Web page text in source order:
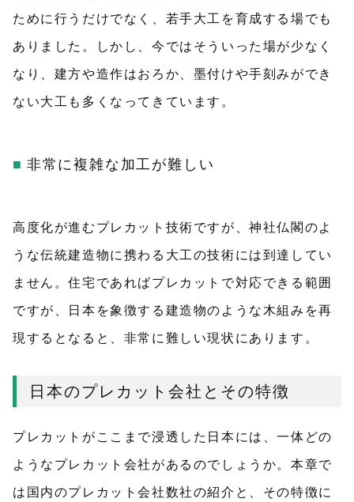
ために行うだけでなく、若手大工を育成する場でも
ありました。しかし、今ではそういった場が少なく
なり、建方や造作はおろか、墨付けや手刻みができ
ない大工も多くなってきています。
非常に複雑な加工が難しい
高度化が進むプレカット技術ですが、神社仏閣のよ
うな伝統建造物に携わる大工の技術には到達してい
ません。住宅であればプレカットで対応できる範囲
ですが、日本を象徴する建造物のような木組みを再
現するとなると、非常に難しい現状にあります。
日本のプレカット会社とその特徴
プレカットがここまで浸透した日本には、一体どの
ようなプレカット会社があるのでしょうか。本章で
は国内のプレカット会社数社の紹介と、その特徴に